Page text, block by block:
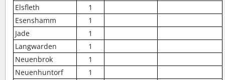
Elsfleth
1
Esenshamm
1
Jade
1
Langwarden
1
Neuenbrok
1
Neuenhuntorf
1